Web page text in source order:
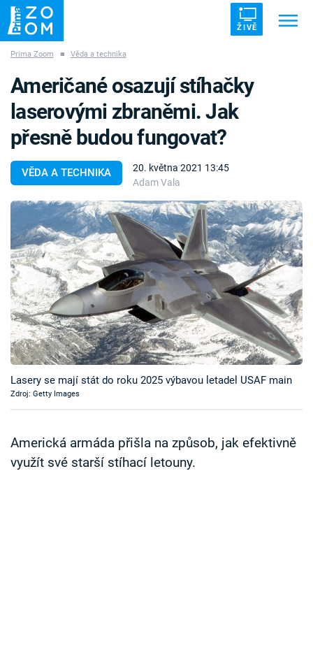
ŽIVĚ
ZÁHADY VETŘELCI DÁVNOVĚKU
Témata
Témata
Pořady
TV Program
Časopis
Sledujte prima+
Sledujte nás
Prima Zoom ■ Věda a technika
VĚDA A TECHNIKA
20. května 2021 13:45
Adam Vala
Američané osazují stíhačky
laserovými zbraněmi. Jak
přesně budou fungovat?
Lasery se mají stát do roku 2025 výbavou letadel USAF main
Zdroj: Getty Images
Americká armáda přišla na způsob, jak efektivně
využít své starší stíhací letouny.